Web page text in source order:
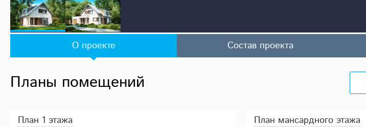
О проекте Состав проекта
Планы помещений
План 1 этажа План мансардного этажа